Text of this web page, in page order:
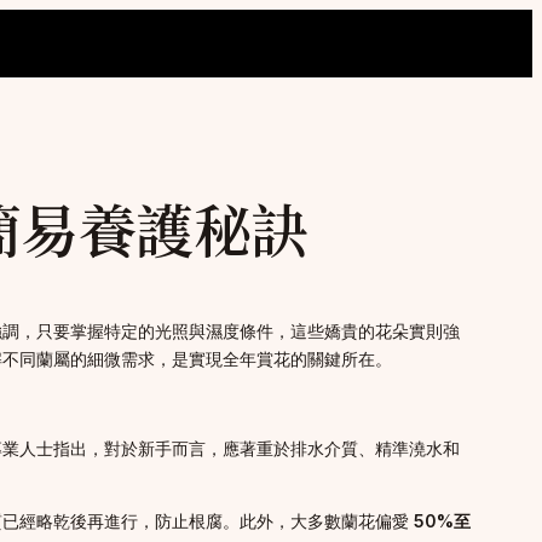
養護秘訣
，只要掌握特定的光照與濕度條件，這些嬌貴的花朵實則強
蘭屬的細微需求，是實現全年賞花的關鍵所在。
人士指出，對於新手而言，應著重於排水介質、精準澆水和
經略乾後再進行，防止根腐。此外，大多數蘭花偏愛 50%至